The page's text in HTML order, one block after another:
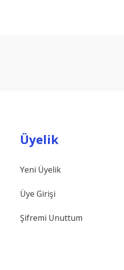
Üyelik
Yeni Üyelik
Üye Girişi
Şifremi Unuttum